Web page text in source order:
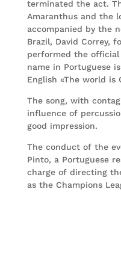
terminated the act.
Amaranthus and the
accompanied by the
Brazil, David Correy,
performed the official
name in Portuguese
English «The world is
The song, with
influence of
good impression.
The conduct of the
Pinto, a Portuguese
charge of directing
as the Champions